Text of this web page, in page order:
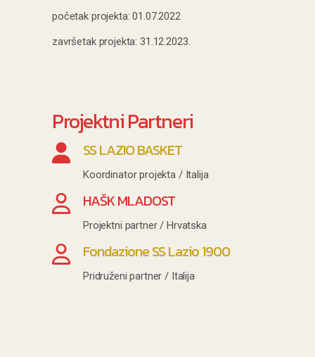
početak projekta: 01.07.2022
završetak projekta: 31.12.2023.
Projektni Partneri
SS LAZIO BASKET
Koordinator projekta / Italija
HAŠK MLADOST
Projektni partner / Hrvatska
Fondazione SS Lazio 1900
Pridruženi partner / Italija